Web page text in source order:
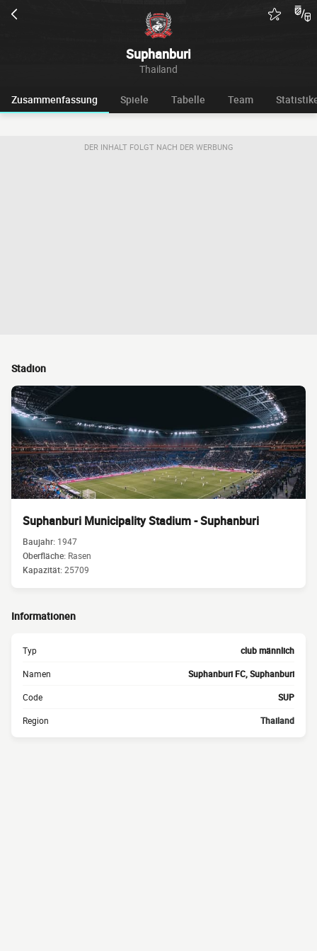
Suphanburi
Thailand
Zusammenfassung Spiele Tabelle Team
DER INHALT FOLGT NACH DER WERBUNG
Stadion
Suphanburi Municipality Stadium - Suphanburi
Baujahr: 1947
Oberfläche: Rasen
Kapazität:25709
Informationen
Typ club männlich
Namen Suphanburi FC, Suphanburi
Code SUP
Region Thailand